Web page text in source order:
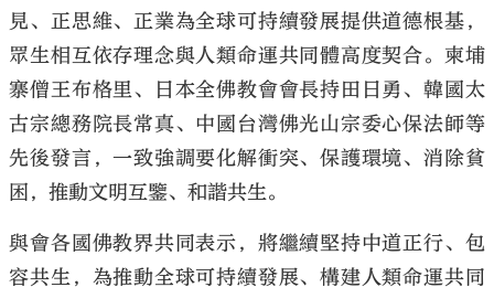
見、正思維、正業為全球可持續發展提供道德根基，
眾生相互依存理念與人類命運共同體高度契合。柬埔
寨僧王布格里、日本全佛教會會長持田日勇、韓國太
古宗總務院長常真、中國台灣佛光山宗委心保法師等
先後發言，一致強調要化解衝突、保護環境、消除貧
困，推動文明互鑒、和諧共生。
與會各國佛教界共同表示，將繼續堅持中道正行、包
容共生，為推動全球可持續發展、構建人類命運共同